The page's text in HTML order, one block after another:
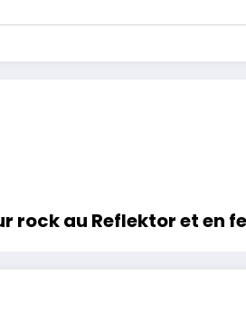
rock au Reflektor et en